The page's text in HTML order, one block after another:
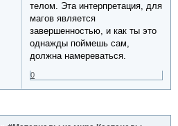
телом. Эта интерпретация, для
магов является
завершенностью, и как ты это
однажды поймешь сам,
должна намереваться.
0